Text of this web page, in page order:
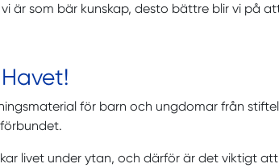
är som bär kunskap, desto bättre blir vi på
för barn och ungdomar från
livet under ytan, och därför är det viktigt